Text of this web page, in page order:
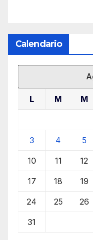
Calendario
L M M
3 4 5
10 11 12
17 18 19
24 25 26
31